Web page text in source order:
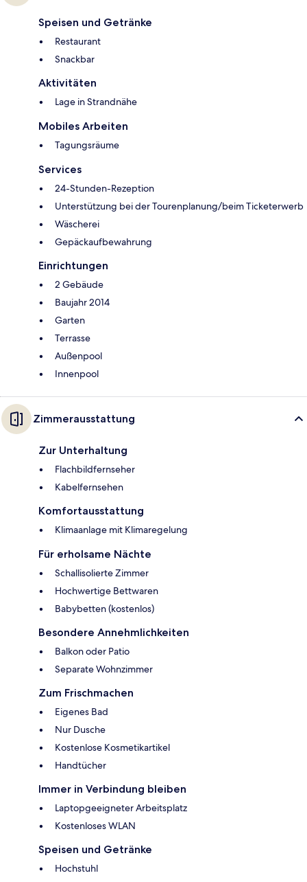
Speisen und Getränke
Restaurant
Snackbar
Aktivitäten
Lage in Strandnähe
Mobiles Arbeiten
Tagungsräume
Services
24-Stunden-Rezeption
Unterstützung bei der Tourenplanung/beim Ticketerwerb
Wäscherei
Gepäckaufbewahrung
Einrichtungen
2 Gebäude
Baujahr 2014
Garten
Terrasse
Außenpool
Innenpool
Zimmerausstattung
Zur Unterhaltung
Flachbildfernseher
Kabelfernsehen
Komfortausstattung
Klimaanlage mit Klimaregelung
Für erholsame Nächte
Schallisolierte Zimmer
Hochwertige Bettwaren
Babybetten (kostenlos)
Besondere Annehmlichkeiten
Balkon oder Patio
Separate Wohnzimmer
Zum Frischmachen
Eigenes Bad
Nur Dusche
Kostenlose Kosmetikartikel
Handtücher
Immer in Verbindung bleiben
Laptopgeeigneter Arbeitsplatz
Kostenloses WLAN
Speisen und Getränke
Hochstuhl